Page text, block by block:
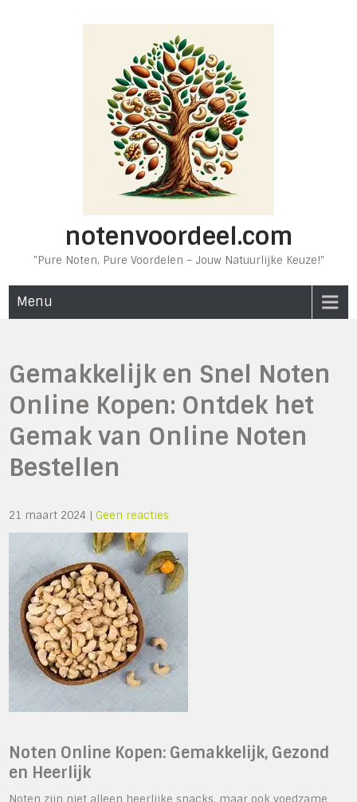
notenvoordeel.com
"Pure Noten, Pure Voordelen – Jouw Natuurlijke Keuze!"
Menu
Gemakkelijk en Snel Noten
Online Kopen: Ontdek het
Gemak van Online Noten
Bestellen
21 maart 2024 |Geen reacties
Noten Online Kopen: Gemakkelijk, Gezond
en Heerlijk
Noten zijn niet alleen heerlijke snacks, maar ook voedzame